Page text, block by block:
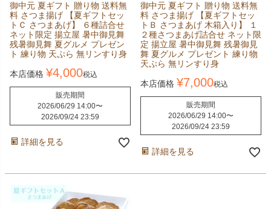
御中元 夏ギフト 贈り物 送料無
料 さつま揚げ 【夏ギフトセッ
トＣ さつまあげ】 ６種詰合せ
ネット限定 揚立屋 暑中御見舞
残暑御見舞 夏グルメ プレゼン
ト 練り物 天ぷら 無リンすり身
本店価格 ¥4,000税込
販売期間
2026/06/29 14:00〜
2026/09/24 23:59
詳細を見る
御中元 夏ギフト 贈り物 送料無
料 さつま揚げ 【夏ギフトセッ
トＢ さつまあげ 木箱入り】 １
２種さつまあげ詰合せ ネット限
定 揚立屋 暑中御見舞 残暑御見
舞 夏グルメ プレゼント 練り物
天ぷら 無リンすり身
本店価格 ¥7,000税込
販売期間
2026/06/29 14:00〜
2026/09/24 23:59
詳細を見る